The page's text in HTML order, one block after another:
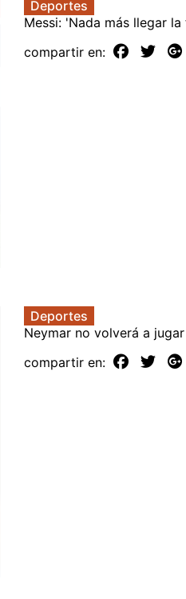
Deportes
Messi: 'Nada más llegar
compartir en:
Deportes
Neymar no volverá a
compartir en: